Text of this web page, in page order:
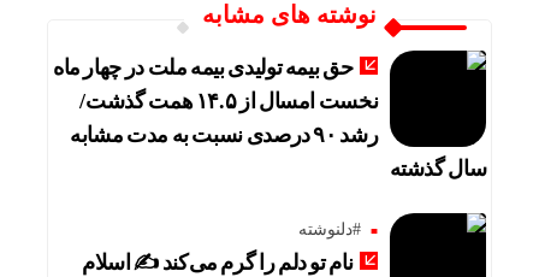
نوشته های مشابه
حق بیمه تولیدی بیمه ملت در چهار ماه
نخست امسال از ۱۴.۵ همت گذشت/
رشد ۹۰ درصدی نسبت به مدت مشابه
سال گذشته
#دلنوشته
نام تو دلم را گرم می‌کند ✍️ اسلام